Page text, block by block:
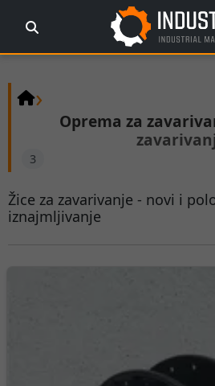
›
Oprema za
3
Žice za zavarivanje - novi i
iznajmljivanje